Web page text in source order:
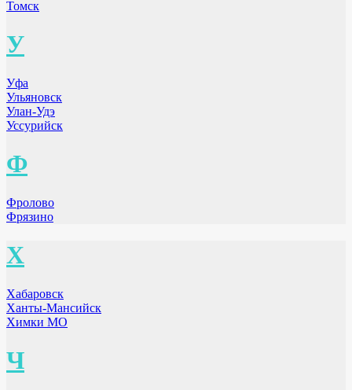
Томск
У
Уфа
Ульяновск
Улан-Удэ
Уссурийск
Ф
Фролово
Фрязино
Х
Хабаровск
Ханты-Мансийск
Химки МО
Ч